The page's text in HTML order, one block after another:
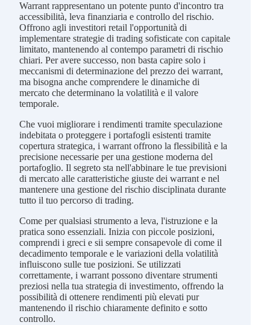
Warrant rappresentano un potente punto d'incontro tra
accessibilità, leva finanziaria e controllo del rischio.
Offrono agli investitori retail l'opportunità di
implementare strategie di trading sofisticate con capitale
limitato, mantenendo al contempo parametri di rischio
chiari. Per avere successo, non basta capire solo i
meccanismi di determinazione del prezzo dei warrant,
ma bisogna anche comprendere le dinamiche di
mercato che determinano la volatilità e il valore
temporale.
Che vuoi migliorare i rendimenti tramite speculazione
indebitata o proteggere i portafogli esistenti tramite
copertura strategica, i warrant offrono la flessibilità e la
precisione necessarie per una gestione moderna del
portafoglio. Il segreto sta nell'abbinare le tue previsioni
di mercato alle caratteristiche giuste dei warrant e nel
mantenere una gestione del rischio disciplinata durante
tutto il tuo percorso di trading.
Come per qualsiasi strumento a leva, l'istruzione e la
pratica sono essenziali. Inizia con piccole posizioni,
comprendi i greci e sii sempre consapevole di come il
decadimento temporale e le variazioni della volatilità
influiscono sulle tue posizioni. Se utilizzati
correttamente, i warrant possono diventare strumenti
preziosi nella tua strategia di investimento, offrendo la
possibilità di ottenere rendimenti più elevati pur
mantenendo il rischio chiaramente definito e sotto
controllo.